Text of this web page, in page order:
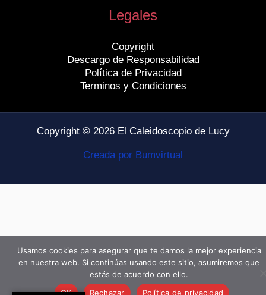
Legales
Copyright
Descargo de Responsabilidad
Política de Privacidad
Terminos y Condiciones
Copyright © 2026 El Caleidoscopio de Lucy
Creada por Bumvirtual
Usamos cookies para asegurar que te damos la mejor experiencia
en nuestra web. Si continúas usando este sitio, asumiremos que
estás de acuerdo con ello.
OK
Rechazar Política de privacidad